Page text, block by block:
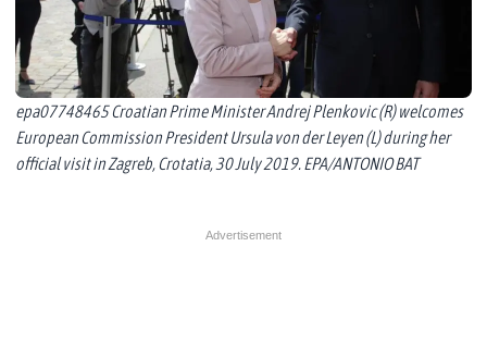
epa07748465 Croatian Prime Minister Andrej Plenkovic (R) welcomes
European Commission President Ursula von der Leyen (L) during her
official visit in Zagreb, Crotatia, 30 July 2019. EPA/ANTONIO BAT